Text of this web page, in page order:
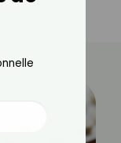
?